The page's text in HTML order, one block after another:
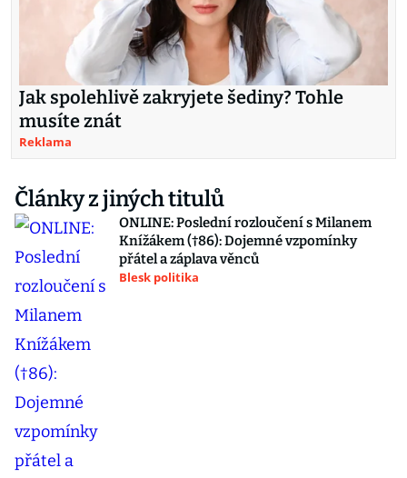
Jak spolehlivě zakryjete šediny? Tohle
musíte znát
Reklama
Články z jiných titulů
ONLINE: Poslední rozloučení s Milanem
Knížákem (†86): Dojemné vzpomínky
přátel a záplava věnců
Blesk politika